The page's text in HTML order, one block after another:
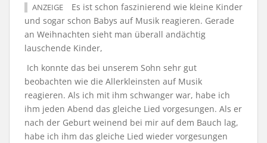
ANZEIGE
Es ist schon faszinierend wie kleine Kinder
und sogar schon Babys auf Musik reagieren. Gerade
an Weihnachten sieht man überall andächtig
lauschende Kinder,
Ich konnte das bei unserem Sohn sehr gut
beobachten wie die Allerkleinsten auf Musik
reagieren. Als ich mit ihm schwanger war, habe ich
ihm jeden Abend das gleiche Lied vorgesungen. Als er
nach der Geburt weinend bei mir auf dem Bauch lag,
habe ich ihm das gleiche Lied wieder vorgesungen